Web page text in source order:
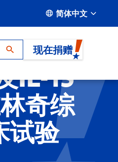
简体中文
现在捐赠
IL-15
奇综
试验